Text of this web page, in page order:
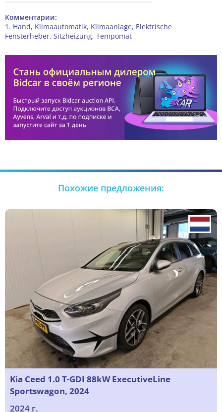
Комментарии:
1. Hand, Klimaautomatik, Klimaanlage, Elektrische
Fensterheber, Sitzheizung, Tempomat
Похожие предложения:
Kia Ceed 1.0 T-GDI 88kW ExecutiveLine
Sportswagon, 2024
2024 г.